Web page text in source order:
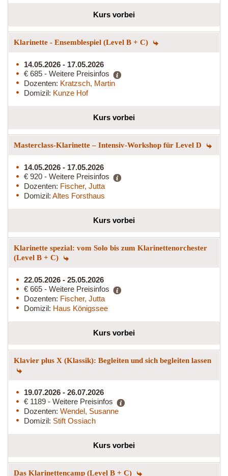
Kurs vorbei
Klarinette - Ensemblespiel (Level B + C)
14.05.2026 - 17.05.2026
€ 685 - Weitere Preisinfos
Dozenten: Kratzsch, Martin
Domizil: Kunze Hof
Kurs vorbei
Masterclass-Klarinette – Intensiv-Workshop für Level D
14.05.2026 - 17.05.2026
€ 920 - Weitere Preisinfos
Dozenten: Fischer, Jutta
Domizil: Altes Forsthaus
Kurs vorbei
Klarinette spezial: vom Solo bis zum Klarinettenorchester
(Level B + C)
22.05.2026 - 25.05.2026
€ 665 - Weitere Preisinfos
Dozenten: Fischer, Jutta
Domizil: Haus Königssee
Kurs vorbei
Klavier plus X (Klassik): Begleiten und sich begleiten lassen
19.07.2026 - 26.07.2026
€ 1189 - Weitere Preisinfos
Dozenten: Wendel, Susanne
Domizil: Stift Ossiach
Kurs vorbei
Das Klarinettencamp (Level B + C)